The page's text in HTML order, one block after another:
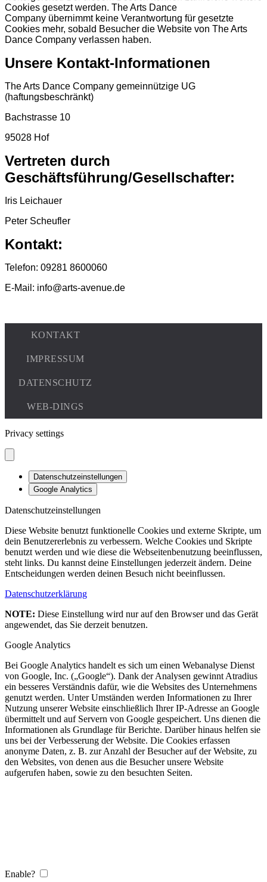
Cookies gesetzt werden. The Arts Dance
Company übernimmt keine Verantwortung für gesetzte
Cookies mehr, sobald Besucher die Website von The Arts
Dance Company verlassen haben.
Unsere Kontakt-Informationen
The Arts Dance Company gemeinnützige UG
(haftungsbeschränkt)
Bachstrasse 10
95028 Hof
Vertreten durch
Geschäftsführung/Gesellschafter:
Iris Leichauer
Peter Scheufler
Kontakt:
Telefon: 09281 8600060
E-Mail: info@arts-avenue.de
Privacy settings
Datenschutzeinstellungen
Google Analytics
Datenschutzeinstellungen
Diese Website benutzt funktionelle Cookies und externe Skripte, um
dein Benutzererlebnis zu verbessern. Welche Cookies und Skripte
benutzt werden und wie diese die Webseitenbenutzung beeinflussen,
steht links. Du kannst deine Einstellungen jederzeit ändern. Deine
Entscheidungen werden deinen Besuch nicht beeinflussen.
Datenschutzerklärung
NOTE: Diese Einstellung wird nur auf den Browser und das Gerät
angewendet, das Sie derzeit benutzen.
Google Analytics
Bei Google Analytics handelt es sich um einen Webanalyse Dienst
von Google, Inc. („Google“). Dank der Analysen gewinnt Atradius
ein besseres Verständnis dafür, wie die Websites des Unternehmens
genutzt werden. Unter Umständen werden Informationen zu Ihrer
Nutzung unserer Website einschließlich Ihrer IP-Adresse an Google
übermittelt und auf Servern von Google gespeichert. Uns dienen die
Informationen als Grundlage für Berichte. Darüber hinaus helfen sie
uns bei der Verbesserung der Website. Die Cookies erfassen
anonyme Daten, z. B. zur Anzahl der Besucher auf der Website, zu
den Websites, von denen aus die Besucher unsere Website
aufgerufen haben, sowie zu den besuchten Seiten.
Enable?